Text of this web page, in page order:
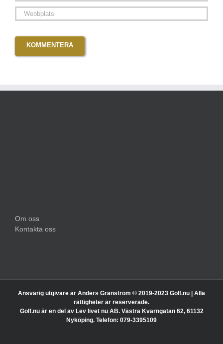
Om oss
Kontakta oss
Ansvarig utgivare är Anders Granström © 2019-2023 Golf.nu | Alla
rättigheter är reserverade.
Golf.nu är en del av Lev livet nu AB. Västra Kvarngatan 62, 61132
Nyköping. Telefon: 079-3395109